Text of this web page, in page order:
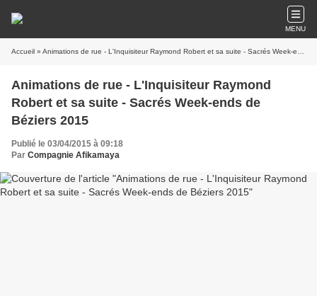
MENU
Accueil » Animations de rue - L'Inquisiteur Raymond Robert et sa suite - Sacrés Week-ends de Béziers 2015
Animations de rue - L'Inquisiteur Raymond
Robert et sa suite - Sacrés Week-ends de
Béziers 2015
Publié le 03/04/2015 à 09:18
Par Compagnie Afikamaya